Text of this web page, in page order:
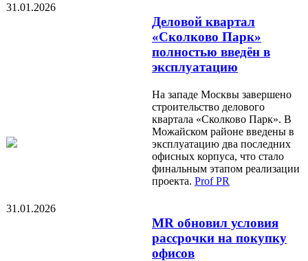
31.01.2026
Деловой квартал
«Сколково Парк»
полностью введён в
эксплуатацию
На западе Москвы завершено
строительство делового
квартала «Сколково Парк». В
Можайском районе введены в
эксплуатацию два последних
офисных корпуса, что стало
финальным этапом реализации
проекта. Prof PR
31.01.2026
MR обновил условия
рассрочки на покупку
офисов